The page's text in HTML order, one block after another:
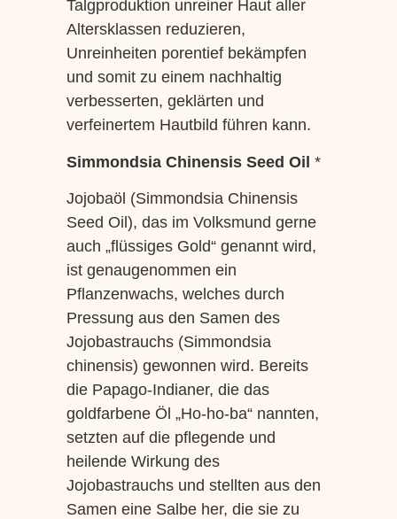
Talgproduktion unreiner Haut aller
Altersklassen reduzieren,
Unreinheiten porentief bekämpfen
und somit zu einem nachhaltig
verbesserten, geklärten und
verfeinertem Hautbild führen kann.
Simmondsia Chinensis Seed Oil *
Jojobaöl (Simmondsia Chinensis
Seed Oil), das im Volksmund gerne
auch „flüssiges Gold“ genannt wird,
ist genaugenommen ein
Pflanzenwachs, welches durch
Pressung aus den Samen des
Jojobastrauchs (Simmondsia
chinensis) gewonnen wird. Bereits
die Papago-Indianer, die das
goldfarbene Öl „Ho-ho-ba“ nannten,
setzten auf die pflegende und
heilende Wirkung des
Jojobastrauchs und stellten aus den
Samen eine Salbe her, die sie zu